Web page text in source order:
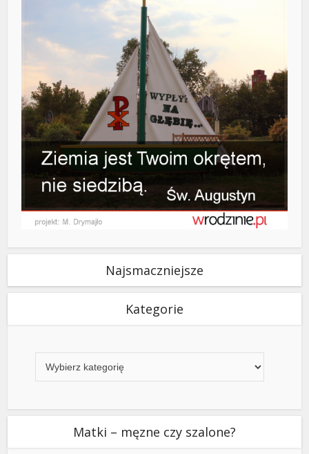
Najsmaczniejsze
Kategorie
Matki – męzne czy szalone?